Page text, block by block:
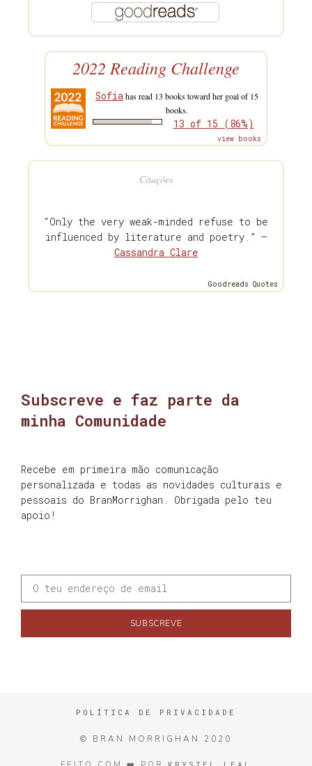
2022 Reading Challenge
Sofia has read 13 books toward her goal of 15
books.
13 of 15 (86%)
view books
Citações
“Only the very weak-minded refuse to be
influenced by literature and poetry.” —
Cassandra Clare
Goodreads Quotes
Subscreve e faz parte da
minha Comunidade
Recebe em primeira mão comunicação
personalizada e todas as novidades culturais e
pessoais do BranMorrighan. Obrigada pelo teu
apoio!
SUBSCREVE
POLÍTICA DE PRIVACIDADE
© BRAN MORRIGHAN 2020